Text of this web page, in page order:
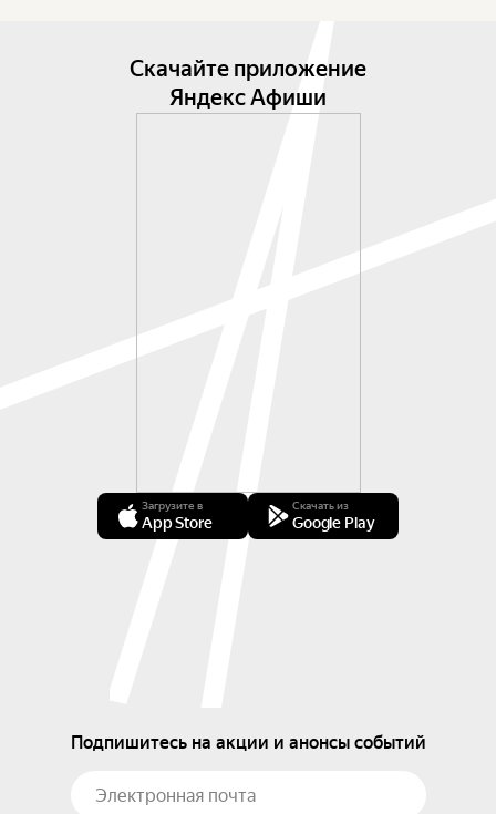
Скачайте приложение
Яндекс Афиши
Загрузите в
App Store
Скачать из
Google Play
Подпишитесь на акции и анонсы событий